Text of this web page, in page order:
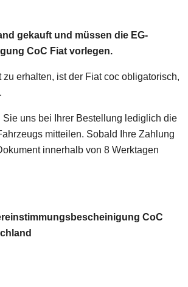
gekauft und müssen die EG-
CoC Fiat vorlegen.
erhalten, ist der Fiat coc obligatorisch,
uns bei Ihrer Bestellung lediglich die
mitteilen. Sobald Ihre Zahlung
innerhalb von 8 Werktagen
CoC